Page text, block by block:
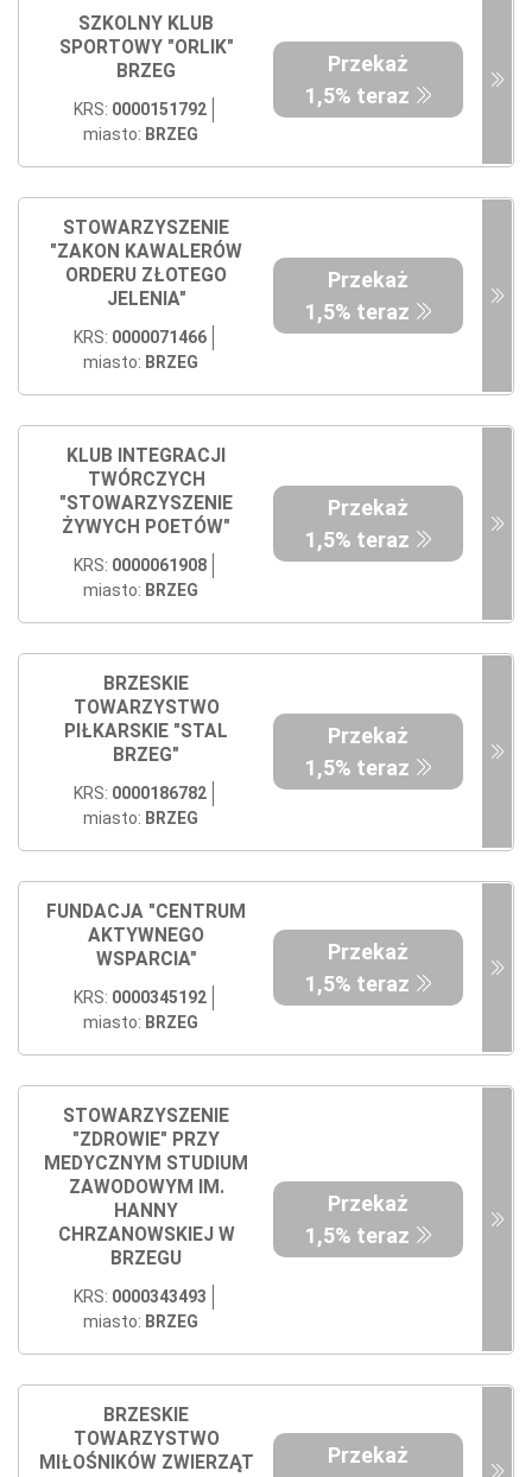
SZKOLNY KLUB
SPORTOWY "ORLIK"
BRZEG
KRS: 0000151792
miasto: BRZEG
Przekaż
1,5% teraz
STOWARZYSZENIE
"ZAKON KAWALERÓW
ORDERU ZŁOTEGO
JELENIA"
KRS: 0000071466
miasto: BRZEG
Przekaż
1,5% teraz
KLUB INTEGRACJI
TWÓRCZYCH
"STOWARZYSZENIE
ŻYWYCH POETÓW"
KRS: 0000061908
miasto: BRZEG
Przekaż
1,5% teraz
BRZESKIE
TOWARZYSTWO
PIŁKARSKIE "STAL
BRZEG"
KRS: 0000186782
miasto: BRZEG
Przekaż
1,5% teraz
FUNDACJA "CENTRUM
AKTYWNEGO
WSPARCIA"
KRS: 0000345192
miasto: BRZEG
Przekaż
1,5% teraz
STOWARZYSZENIE
"ZDROWIE" PRZY
MEDYCZNYM STUDIUM
ZAWODOWYM IM.
HANNY
CHRZANOWSKIEJ W
BRZEGU
KRS: 0000343493
miasto: BRZEG
Przekaż
1,5% teraz
BRZESKIE
TOWARZYSTWO
MIŁOŚNIKÓW ZWIERZĄT
Przekaż